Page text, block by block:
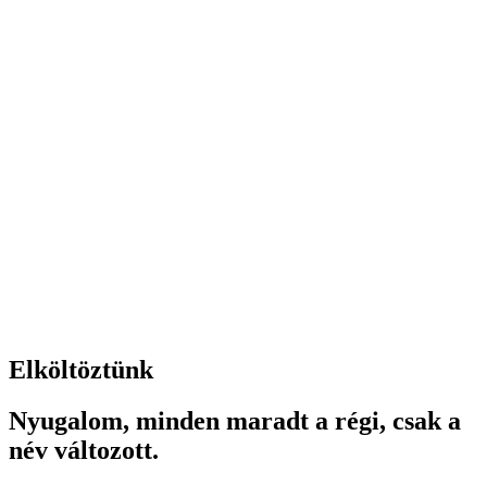
Elköltöztünk
Nyugalom, minden maradt a régi, csak a
név változott.